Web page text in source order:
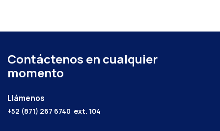
Contáctenos en cualquier
momento
Llámenos
+52 (871) 267 6740 ext. 104